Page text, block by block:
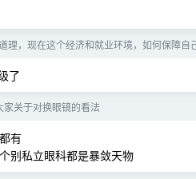
理，现在这个经济和就业环境，如何保障自
了
家关于对换眼镜的看法
有
别私立眼科都是暴敛天物